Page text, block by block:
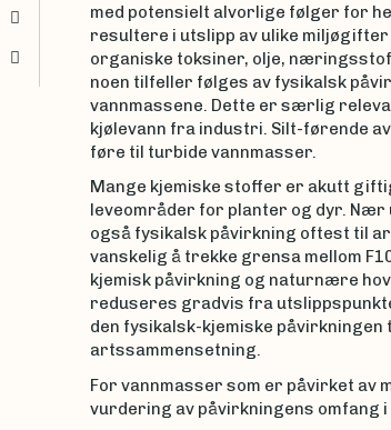
med potensielt alvorlige følger for
resultere i utslipp av ulike
organiske toksiner, olje,
noen tilfeller følges av fysikalsk
vannmassene. Dette er særlig
kjølevann fra industri. Silt-førende
føre til turbide vannmasser.
Mange kjemiske stoffer er akutt
leveområder for planter og dyr.
også fysikalsk påvirkning oftest til
vanskelig å trekke grensa mellom
kjemisk påvirkning og naturnære
reduseres gradvis fra
den fysikalsk-kjemiske
artssammensetning.
For vannmasser som er påvirket av
vurdering av påvirkningens omfang